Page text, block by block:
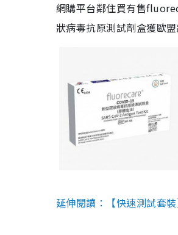
網購平台鄰住買有售
狀病毒抗原測試劑盒獲歐
延伸閱讀：【快速測試套